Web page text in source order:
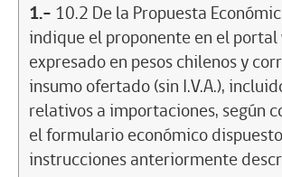
1.- 10.2 De la Propuesta
indique el proponente en el
expresado en pesos chilenos y
insumo ofertado (sin I.V.A.),
relativos a importaciones, según
el formulario económico
instrucciones anteriormente